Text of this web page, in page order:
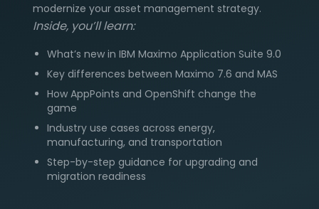
modernize your asset management strategy.
Inside, you’ll learn:
What’s new in IBM Maximo Application Suite 9.0
Key differences between Maximo 7.6 and MAS
How AppPoints and OpenShift change the
game
Industry use cases across energy,
manufacturing, and transportation
Step-by-step guidance for upgrading and
migration readiness